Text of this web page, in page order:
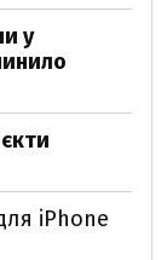
у
iPhone